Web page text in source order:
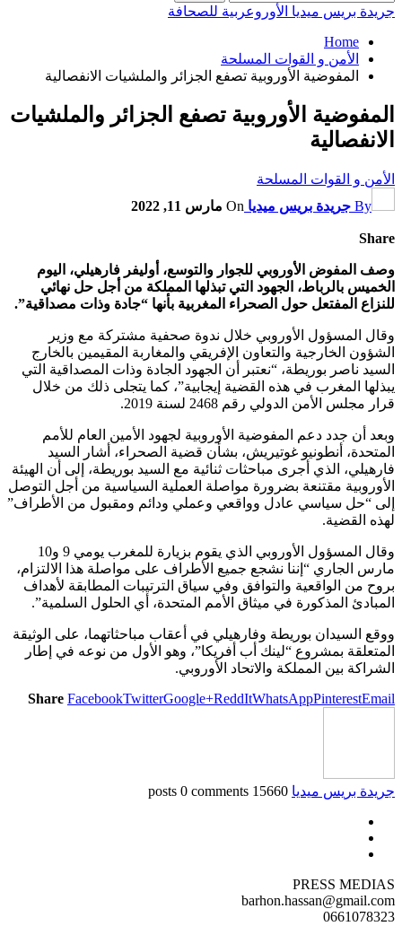
جريدة بريس ميديا الأوروعربية للصحافة
Home
الأمن و القوات المسلحة
المفوضية الأوروبية تصفع الجزائر والملشيات الانفصالية
المفوضية الأوروبية تصفع الجزائر والملشيات
الانفصالية
الأمن و القوات المسلحة
By جريدة بريس ميديا On مارس 11, 2022
Share
وصف المفوض الأوروبي للجوار والتوسع، أوليفر فارهيلي، اليوم
الخميس بالرباط، الجهود التي تبذلها المملكة من أجل حل نهائي
للنزاع المفتعل حول الصحراء المغربية بأنها “جادة وذات مصداقية”.
وقال المسؤول الأوروبي خلال ندوة صحفية مشتركة مع وزير
الشؤون الخارجية والتعاون الإفريقي والمغاربة المقيمين بالخارج
السيد ناصر بوريطة، “نعتبر أن الجهود الجادة وذات المصداقية التي
يبذلها المغرب في هذه القضية إيجابية”، كما يتجلى ذلك من خلال
قرار مجلس الأمن الدولي رقم 2468 لسنة 2019.
وبعد أن جدد دعم المفوضية الأوروبية لجهود الأمين العام للأمم
المتحدة، أنطونيو غوتيريش، بشأن قضية الصحراء، أشار السيد
فارهيلي، الذي أجرى مباحثات ثنائية مع السيد بوريطة، إلى أن الهيئة
الأوروبية مقتنعة بضرورة مواصلة العملية السياسية من أجل التوصل
إلى “حل سياسي عادل وواقعي وعملي ودائم ومقبول من الأطراف”
لهذه القضية.
وقال المسؤول الأوروبي الذي يقوم بزيارة للمغرب يومي 9 و10
مارس الجاري “إننا نشجع جميع الأطراف على مواصلة هذا الالتزام،
بروح من الواقعية والتوافق وفي سياق الترتيبات المطابقة لأهداف
المبادئ المذكورة في ميثاق الأمم المتحدة، أي الحلول السلمية”.
ووقع السيدان بوريطة وفارهيلي في أعقاب مباحثاتهما، على الوثيقة
المتعلقة بمشروع “لينك أب أفريكا”، وهو الأول من نوعه في إطار
الشراكة بين المملكة والاتحاد الأوروبي.
Share FacebookTwitterGoogle+ReddItWhatsAppPinterestEmail
جريدة بريس ميديا 15660 posts
0 comments
PRESS MEDIAS
barhon.hassan@gmail.com
0661078323